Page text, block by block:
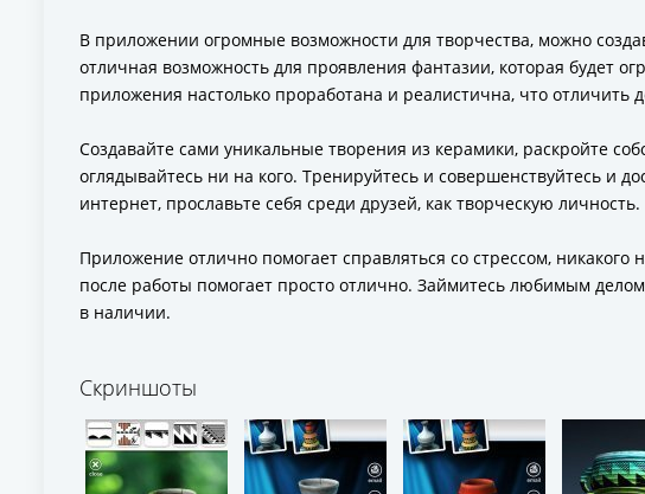
В приложении огромные возможности для творчества, можно
отличная возможность для проявления фантазии, которая будет
приложения настолько проработана и реалистична, что
Создавайте сами уникальные творения из керамики, раскройте
оглядывайтесь ни на кого. Тренируйтесь и совершенствуйтесь и
интернет, прославьте себя среди друзей, как творческую личность.
Приложение отлично помогает справляться со стрессом,
после работы помогает просто отлично. Займитесь любимым
в наличии.
Скриншоты